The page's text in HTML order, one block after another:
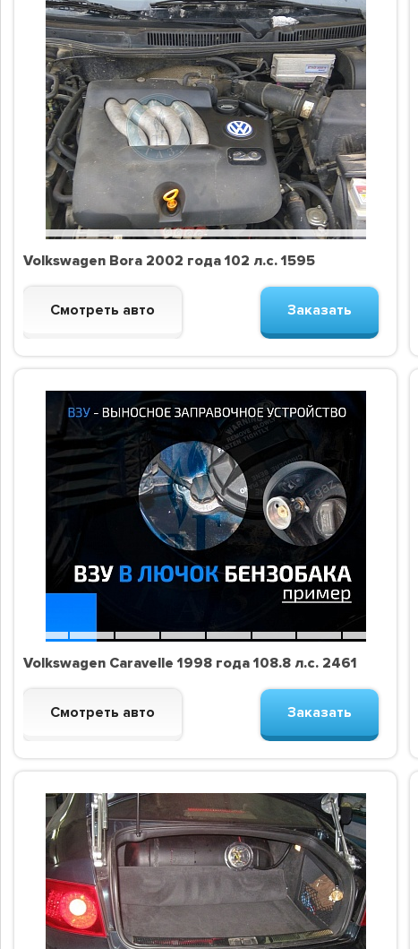
Volkswagen Bora 2002 года 102 л.с. 1595
Смотреть авто Заказать
Volkswagen Caravelle 1998 года 108.8 л.с. 2461
Смотреть авто Заказать